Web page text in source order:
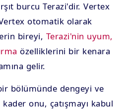
burcu Terazi'dir. Vertex
otomatik olarak
bireyi, Terazi'nin uyum,
özelliklerini bir kenara
gelir.
bölümünde dengeyi ve
onu, çatışmayı kabul